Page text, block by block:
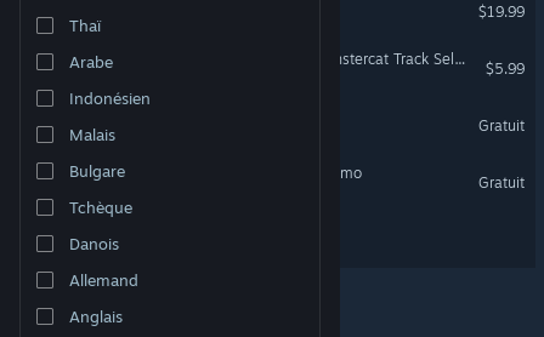
Voir version ordi. du site
Thaï
Arabe
Indonésien
Malais
Bulgare
Tchèque
Danois
Allemand
Anglais
$19.99
Just Shapes & Beats - Monstercat Track Selection
$5.99
Gratuit
Maximum Thunderness Demo
Gratuit